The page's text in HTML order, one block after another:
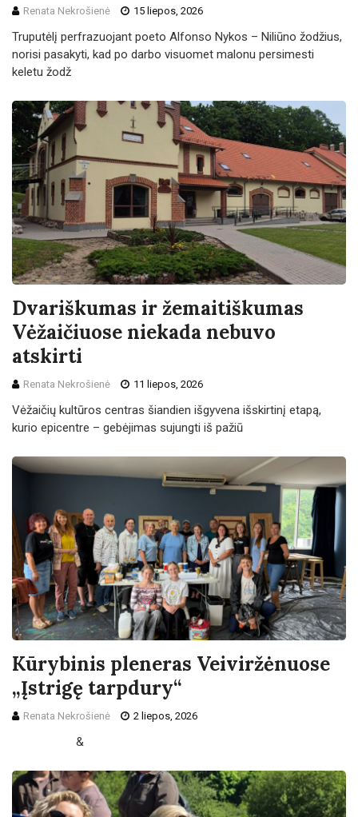
Renata Nekrošienė 15 liepos, 2026
Truputėlį perfrazuojant poeto Alfonso Nykos – Niliūno žodžius,
norisi pasakyti, kad po darbo visuomet malonu persimesti
keletu žodž
Dvariškumas ir žemaitiškumas
Vėžaičiuose niekada nebuvo
atskirti
Renata Nekrošienė 11 liepos, 2026
Vėžaičių kultūros centras šiandien išgyvena išskirtinį etapą,
kurio epicentre – gebėjimas sujungti iš pažiū
Kūrybinis pleneras Veiviržėnuose
„Įstrigę tarpdury“
Renata Nekrošienė 2 liepos, 2026
&